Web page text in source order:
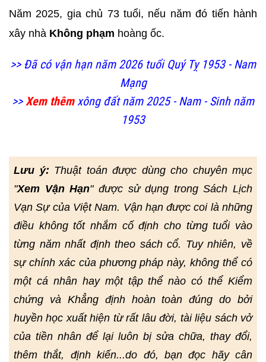
Năm 2025, gia chủ 73 tuổi, nếu năm đó tiến hành
xây nhà Không phạm hoàng ốc.
>> Đã có vận hạn năm 2026 tuổi Quý Tỵ 1953 - Nam
Mạng
>>Xem thêmxông đất năm 2025 - Nam - Sinh năm
1953
Lưu ý: Thuật toán được dùng cho chuyên mục
"Xem Vận Hạn" được sử dụng trong Sách Lịch
Vạn Sự của Việt Nam. Vận hạn được coi là những
điều không tốt nhắm cố định cho từng tuổi vào
từng năm nhất định theo sách cổ. Tuy nhiên, về
sự chính xác của phương pháp này, không thể có
một cá nhân hay một tập thể nào có thể Kiểm
chứng và Khẳng định hoàn toàn đúng do bởi
huyền học xuất hiện từ rất lâu đời, tài liệu sách vở
của tiền nhân để lại luôn bị sửa chữa, thay đổi,
thêm thắt, định kiến...do đó, bạn đọc hãy cân